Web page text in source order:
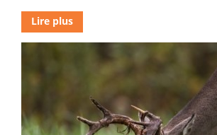
Lire plus